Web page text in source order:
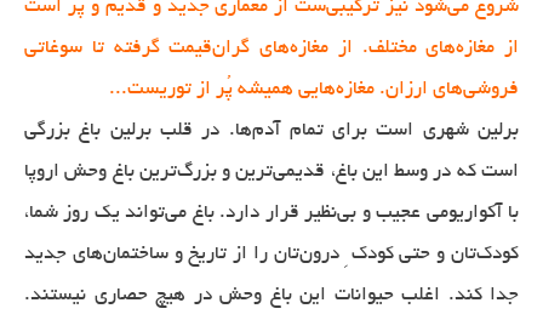
شروع می‌شود نیز ترکیبی‌ست از معماری جدید و قدیم و پُر است
از مغازه‌های مختلف. از مغازه‌های گران‌قیمت گرفته تا سوغاتی
فروشی‌های ارزان. مغازه‌هایی همیشه پُر از توریست...
برلین شهری است برای تمام آدم‌ها. در قلب برلین باغ بزرگی
است که در وسط این باغ، قدیمی‌ترین و بزرگ‌ترین باغ وحش اروپا
با آکواریومی عجیب و بی‌نظیر قرار دارد. باغ می‌تواند یک روز شما،
کودک‌تان و حتی کودک ِ درون‌تان را از تاریخ و ساختمان‌های جدید
جدا کند. اغلب حیوانات این باغ وحش در هیچ حصاری نیستند.